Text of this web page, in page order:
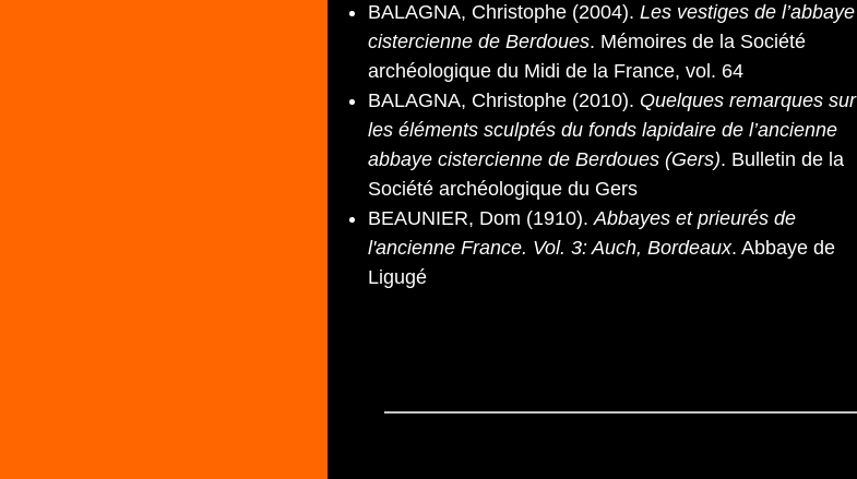
BALAGNA, Christophe (2004). Les vestiges de l’abbaye
cistercienne de Berdoues. Mémoires de la Société
archéologique du Midi de la France, vol. 64
BALAGNA, Christophe (2010). Quelques remarques sur
les éléments sculptés du fonds lapidaire de l’ancienne
abbaye cistercienne de Berdoues (Gers). Bulletin de la
Société archéologique du Gers
BEAUNIER, Dom (1910).Abbayes et prieurés de
l'ancienne France. Vol. 3: Auch, Bordeaux. Abbaye de
Ligugé